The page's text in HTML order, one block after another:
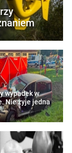
wypadek w
Nie żyje jedna